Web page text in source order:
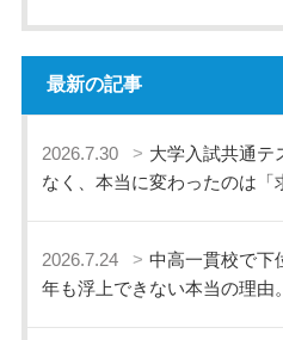
最新の記事
2026.7.30
大学入試共通テ
なく、本当に変わったのは「
2026.7.24
中高一貫校で下
年も浮上できない本当の理由。